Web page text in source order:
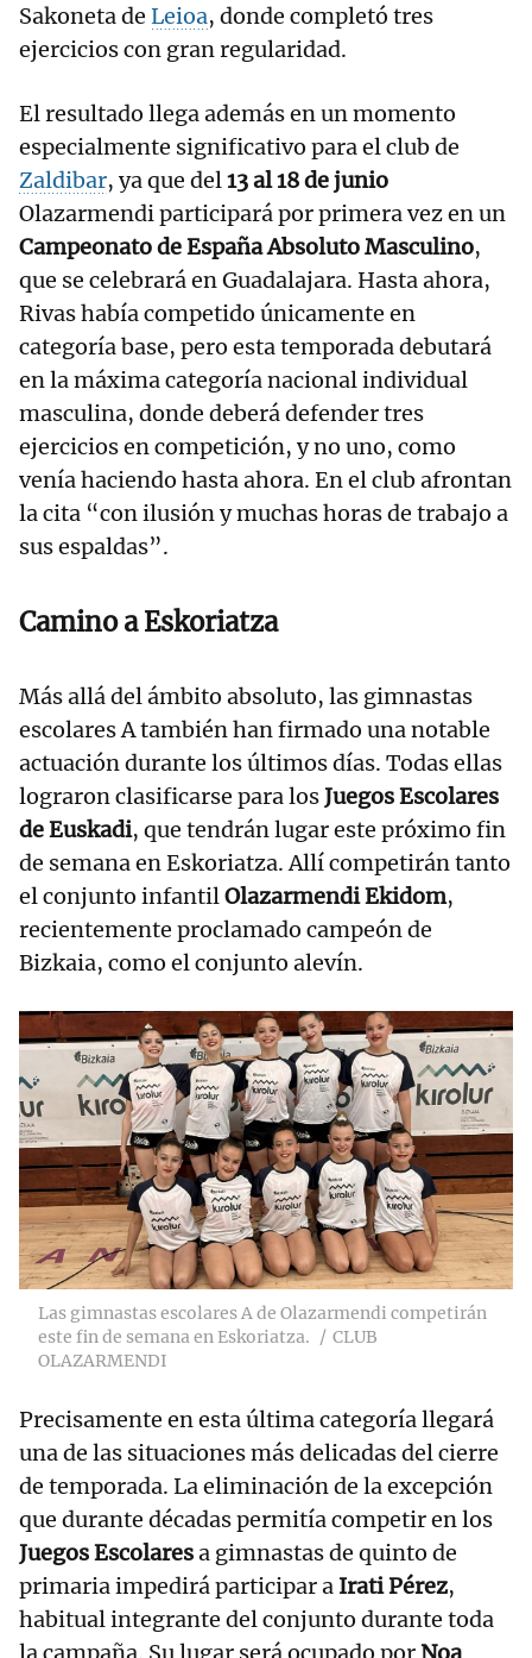
Sakoneta de Leioa, donde completó tres
ejercicios con gran regularidad.
El resultado llega además en un momento
especialmente significativo para el club de
Zaldibar, ya que del13 al 18 de junio
Olazarmendi participará por primera vez en un
Campeonato de España Absoluto Masculino,
que se celebrará en Guadalajara. Hasta ahora,
Rivas había competido únicamente en
categoría base, pero esta temporada debutará
en la máxima categoría nacional individual
masculina, donde deberá defender tres
ejercicios en competición, y no uno, como
venía haciendo hasta ahora. En el club afrontan
la cita “con ilusión y muchas horas de trabajo a
sus espaldas”.
Camino a Eskoriatza
Más allá del ámbito absoluto, las gimnastas
escolares A también han firmado una notable
actuación durante los últimos días. Todas ellas
lograron clasificarse para losJuegos Escolares
de Euskadi, que tendrán lugar este próximo fin
de semana en Eskoriatza. Allí competirán tanto
el conjunto infantilOlazarmendi Ekidom,
recientemente proclamado campeón de
Bizkaia, como el conjunto alevín.
Las gimnastas escolares A de Olazarmendi competirán
este fin de semana en Eskoriatza.
CLUB
OLAZARMENDI
Precisamente en esta última categoría llegará
una de las situaciones más delicadas del cierre
de temporada. La eliminación de la excepción
que durante décadas permitía competir en los
Juegos Escolaresa gimnastas de quinto de
primaria impedirá participar a Irati Pérez,
habitual integrante del conjunto durante toda